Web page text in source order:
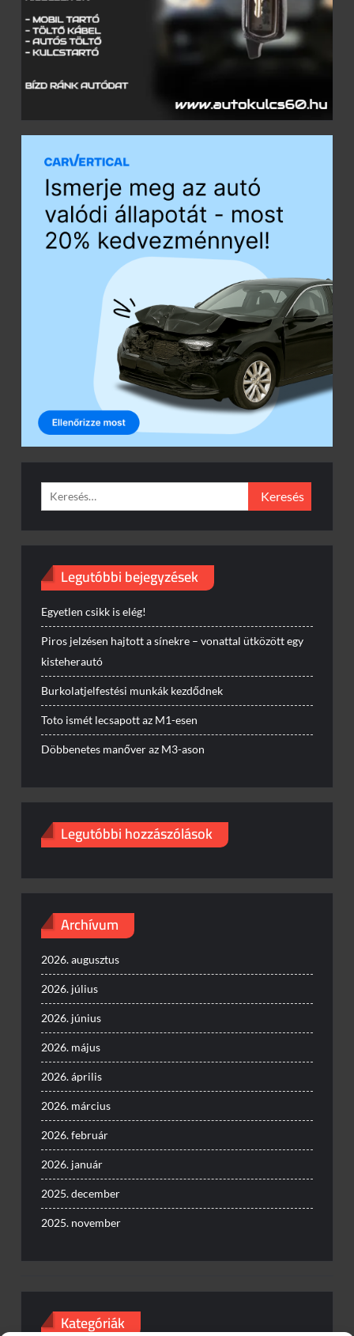
Keresés:
Legutóbbi bejegyzések
Egyetlen csikk is elég!
Piros jelzésen hajtott a sínekre – vonattal ütközött egy
kisteherautó
Burkolatjelfestési munkák kezdődnek
Toto ismét lecsapott az M1-esen
Döbbenetes manőver az M3-ason
Legutóbbi hozzászólások
Archívum
2026. augusztus
2026. július
2026. június
2026. május
2026. április
2026. március
2026. február
2026. január
2025. december
2025. november
Kategóriák